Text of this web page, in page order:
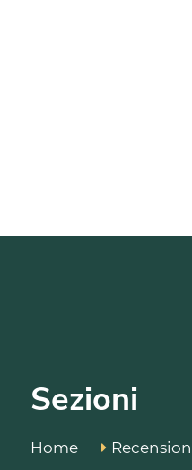
Sezioni
Home